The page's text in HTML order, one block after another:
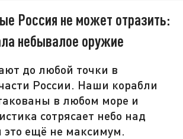
Россия не может отразить:
небывалое оружие
до любой точки в
России. Наши корабли
в любом море и
сотрясает небо над
ещё не максимум.